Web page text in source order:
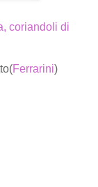
coriandoli di
Ferrarini)